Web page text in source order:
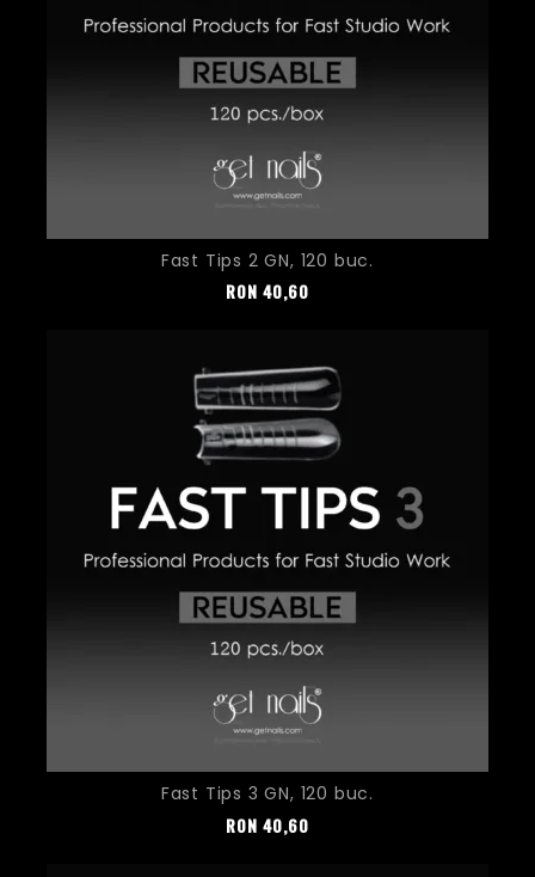
Fast Tips 2 GN, 120 buc.
Pret
RON 40,60
Fast Tips 3 GN, 120 buc.
Pret
RON 40,60